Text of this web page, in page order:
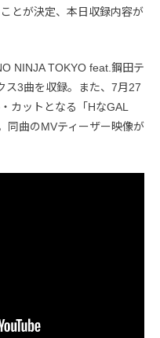
とが決定、本日収録内容が
NINJA TOKYO feat.鋼田テ
ス3曲を収録。また、7月27
カットとなる「HなGAL
同曲のMVティーザー映像が